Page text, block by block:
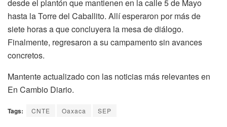
desde el plantón que mantienen en la calle 5 de Mayo
hasta la Torre del Caballito. Allí esperaron por más de
siete horas a que concluyera la mesa de diálogo.
Finalmente, regresaron a su campamento sin avances
concretos.
Mantente actualizado con las noticias más relevantes en
En Cambio Diario.
Tags: CNTE Oaxaca SEP